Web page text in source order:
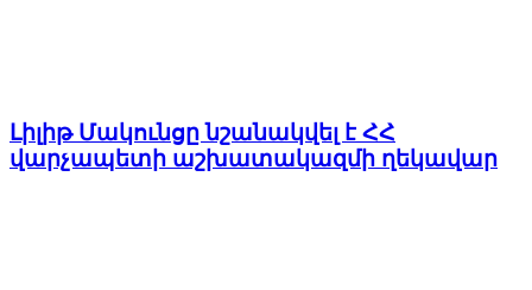
Լիլիթ Մակունցը նշանակվել է ՀՀ
վարչապետի աշխատակազմի ղեկավար